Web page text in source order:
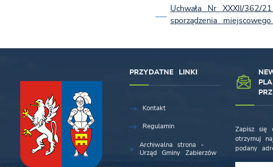
Uchwała Nr XXXII/362/
sporządzenia
PRZYDATNE LINKI
Kontakt
Regulamin
Archiwalna strona -
Urząd Gminy Zabierzów
Zapisz się
otrzymuj
podany